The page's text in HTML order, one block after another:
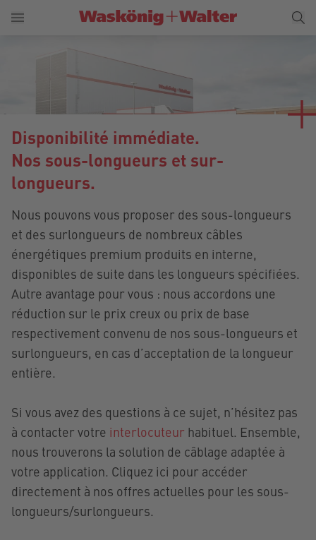
Disponibilité immédiate.
Nos sous-longueurs et sur-
longueurs.
Nous pouvons vous proposer des sous-longueurs
et des surlongueurs de nombreux câbles
énergétiques premium produits en interne,
disponibles de suite dans les longueurs spécifiées.
Autre avantage pour vous : nous accordons une
réduction sur le prix creux ou prix de base
respectivement convenu de nos sous-longueurs et
surlongueurs, en cas d’acceptation de la longueur
entière.
Si vous avez des questions à ce sujet, n’hésitez pas
à contacter votre interlocuteur habituel. Ensemble,
nous trouverons la solution de câblage adaptée à
votre application. Cliquez ici pour accéder
directement à nos offres actuelles pour les sous-
longueurs/surlongueurs.